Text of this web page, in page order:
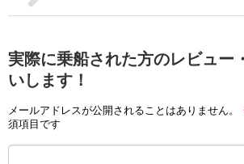
実際に乗船された方のレビュー
いします！
メールアドレスが公開されることはありません。
須項目です